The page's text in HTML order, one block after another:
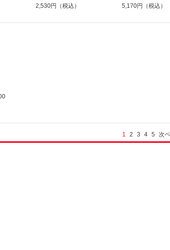
2,530円（税込）
5,170円（税込）
1 2 3 4 5 次